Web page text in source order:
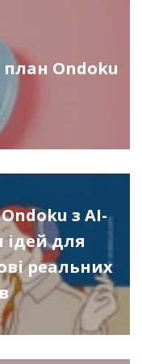
Ondoku
з AI-
ідей для
реальних